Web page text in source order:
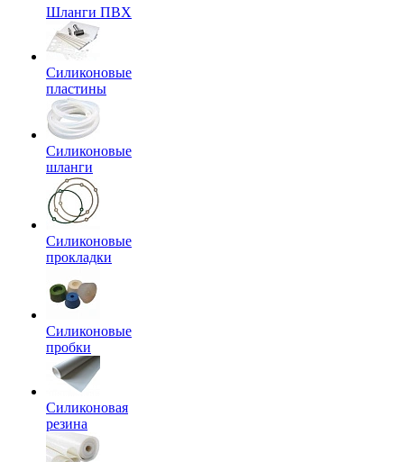
Шланги ПВХ
Силиконовые
пластины
Силиконовые
шланги
Силиконовые
прокладки
Силиконовые
пробки
Силиконовая
резина